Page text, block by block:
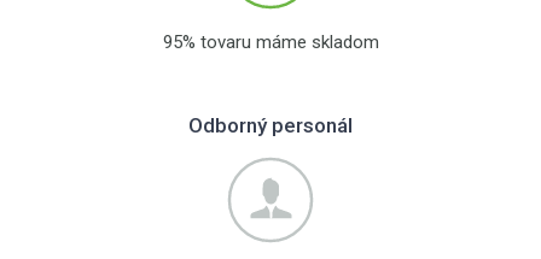
95% tovaru máme skladom
Odborný personál